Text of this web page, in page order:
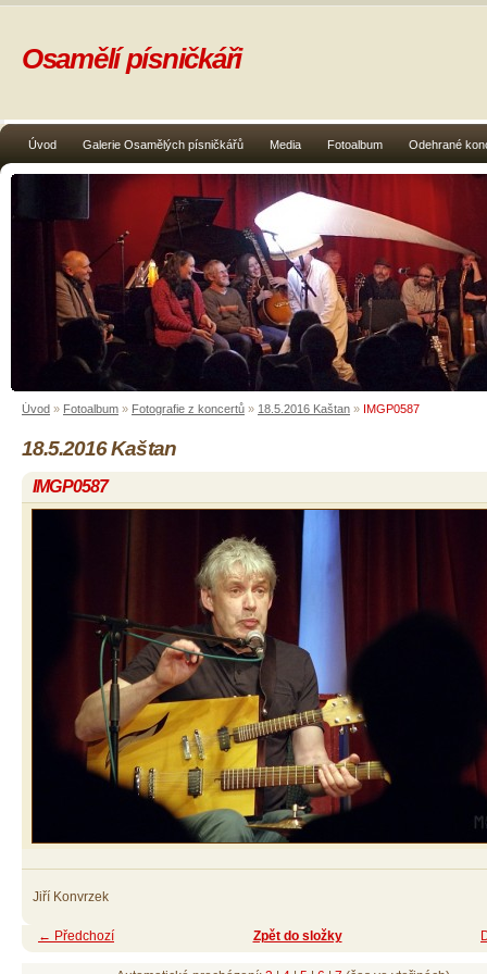
Úvod Galerie Osamělých písničkářů Media Fotoalbum Odehrané
Osamělí písničkáři
Úvod » Fotoalbum » Fotografie z koncertů » 18.5.2016 Kaštan » IMGP0587
18.5.2016 Kaštan
IMGP0587
Jiří Konvrzek
← Předchozí Zpět do složky